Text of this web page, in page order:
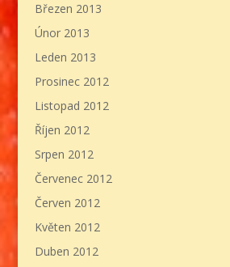
Březen 2013
Únor 2013
Leden 2013
Prosinec 2012
Listopad 2012
Říjen 2012
Srpen 2012
Červenec 2012
Červen 2012
Květen 2012
Duben 2012